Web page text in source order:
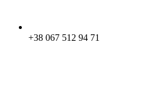
+38 067 512 94 71